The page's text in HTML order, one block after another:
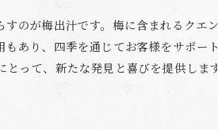
のが梅出汁です。梅に含まれるクエ
あり、四季を通じてお客様をサポー
って、新たな発見と喜びを提供し